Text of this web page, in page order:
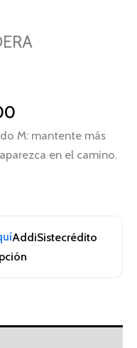
M: mantente más
en el camino.
AddiSistecrédito